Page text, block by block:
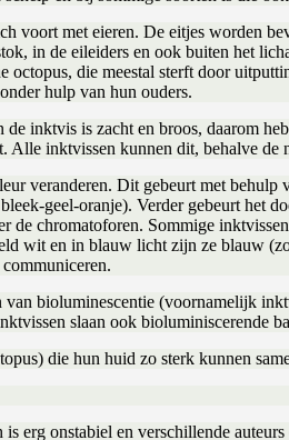
voort met eieren. De eitjes worden
in de eileiders en ook buiten het
octopus, die meestal sterft door
hulp van hun ouders.
inktvis is zacht en broos, daarom
Alle inktvissen kunnen dit, behalve de
veranderen. Dit gebeurt met
geel-oranje). Verder gebeurt
de chromatoforen. Sommige
wit en in blauw licht zijn ze blauw
bioluminescentie (voornamelijk
slaan ook bioluminiscerende
die hun huid zo sterk kunnen
erg onstabiel en verschillende